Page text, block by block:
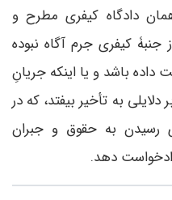
دادگاه کیفری مطرح و
جنبۀ کیفری جرم آگاه نبوده
داده باشد و یا اینکه جریانِ
به تأخیر بیفتد، که در
رسیدن به حقوق و جبران
دهد.